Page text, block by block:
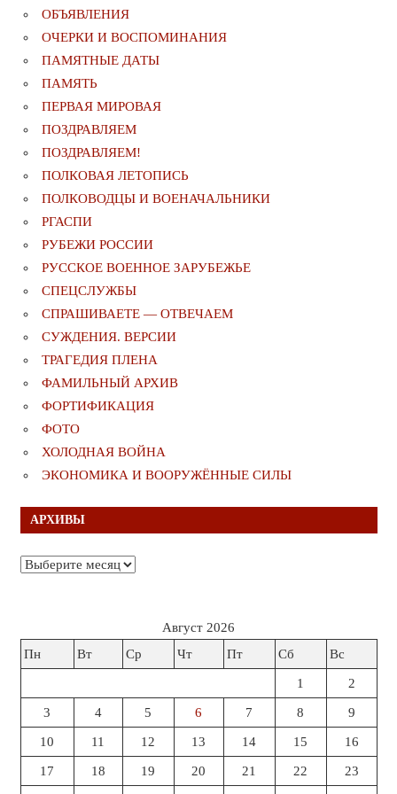
ОБЪЯВЛЕНИЯ
ОЧЕРКИ И ВОСПОМИНАНИЯ
ПАМЯТНЫЕ ДАТЫ
ПАМЯТЬ
ПЕРВАЯ МИРОВАЯ
ПОЗДРАВЛЯЕМ
ПОЗДРАВЛЯЕМ!
ПОЛКОВАЯ ЛЕТОПИСЬ
ПОЛКОВОДЦЫ И ВОЕНАЧАЛЬНИКИ
РГАСПИ
РУБЕЖИ РОССИИ
РУССКОЕ ВОЕННОЕ ЗАРУБЕЖЬЕ
СПЕЦСЛУЖБЫ
СПРАШИВАЕТЕ — ОТВЕЧАЕМ
СУЖДЕНИЯ. ВЕРСИИ
ТРАГЕДИЯ ПЛЕНА
ФАМИЛЬНЫЙ АРХИВ
ФОРТИФИКАЦИЯ
ФОТО
ХОЛОДНАЯ ВОЙНА
ЭКОНОМИКА И ВООРУЖЁННЫЕ СИЛЫ
АРХИВЫ
Архивы
Август 2026
Пн
Вт Ср Чт Пт Сб Вс
1 2
3 4 5 6 7 8 9
10 11 12 13 14 15 16
17 18 19 20 21 22 23